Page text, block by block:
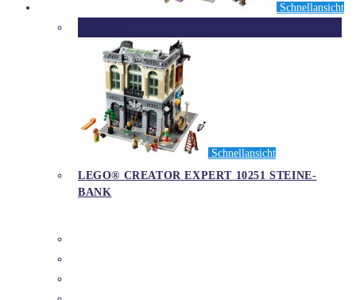
Schnellansicht
Schnellansicht
LEGO® CREATOR EXPERT 10251 STEINE-
BANK